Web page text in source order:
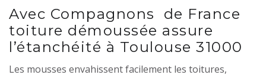
Avec Compagnons de France
toiture démoussée assure
l’étanchéité à Toulouse 31000
Les mousses envahissent facilement les toitures,